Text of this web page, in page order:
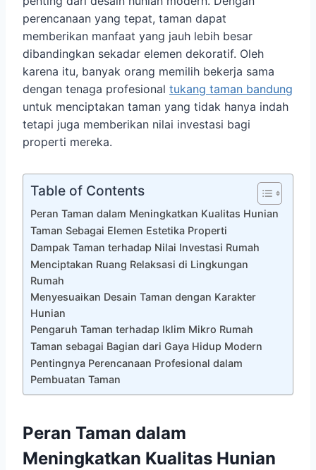
perencanaan yang tepat, taman dapat
memberikan manfaat yang jauh lebih besar
dibandingkan sekadar elemen dekoratif. Oleh
karena itu, banyak orang memilih bekerja sama
dengan tenaga profesional tukang taman bandung
untuk menciptakan taman yang tidak hanya indah
tetapi juga memberikan nilai investasi bagi
properti mereka.
Table of Contents
Peran Taman dalam Meningkatkan Kualitas Hunian
Taman Sebagai Elemen Estetika Properti
Dampak Taman terhadap Nilai Investasi Rumah
Menciptakan Ruang Relaksasi di Lingkungan
Rumah
Menyesuaikan Desain Taman dengan Karakter
Hunian
Pengaruh Taman terhadap Iklim Mikro Rumah
Taman sebagai Bagian dari Gaya Hidup Modern
Pentingnya Perencanaan Profesional dalam
Pembuatan Taman
Peran Taman dalam
Meningkatkan Kualitas Hunian